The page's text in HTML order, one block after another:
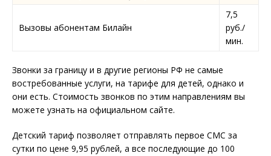
Вызовы абонентам Билайн
7,5
руб./
мин.
Звонки за границу и в другие регионы РФ не самые
востребованные услуги, на тарифе для детей, однако и
они есть. Стоимость звонков по этим направлениям вы
можете узнать на официальном сайте.
Детский тариф позволяет отправлять первое СМС за
сутки по цене 9,95 рублей, а все последующие до 100